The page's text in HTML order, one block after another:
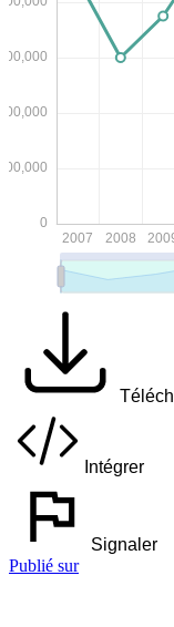
Intégrer
Signaler
Publié sur